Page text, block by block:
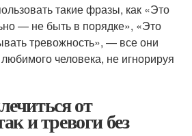
такие фразы, как «Это
— не быть в порядке», «Это
тревожность», — все они
человека, не игнорируя
от
и тревоги без